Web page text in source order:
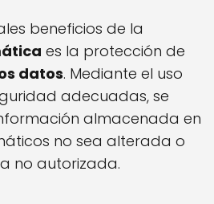
beneficios de la
es la protección de
datos. Mediante el uso
adecuadas, se
almacenada en
no sea alterada o
no autorizada.